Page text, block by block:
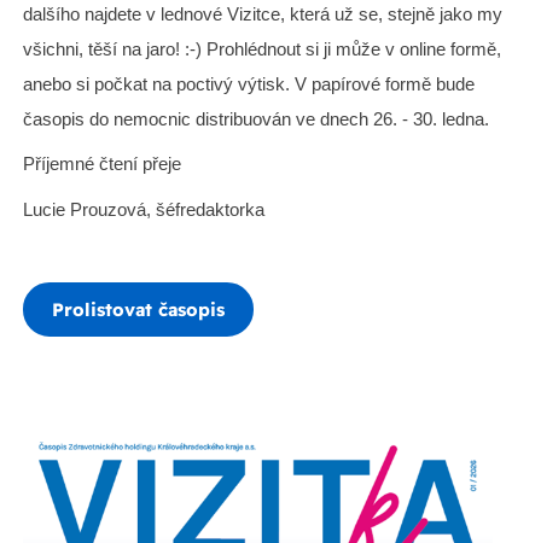
dalšího najdete v lednové Vizitce, která už se, stejně jako my
všichni, těší na jaro! :-) Prohlédnout si ji může v online formě,
anebo si počkat na poctivý výtisk. V papírové formě bude
časopis do nemocnic distribuován ve dnech 26. - 30. ledna.
Příjemné čtení přeje
Lucie Prouzová, šéfredaktorka
Prolistovat časopis